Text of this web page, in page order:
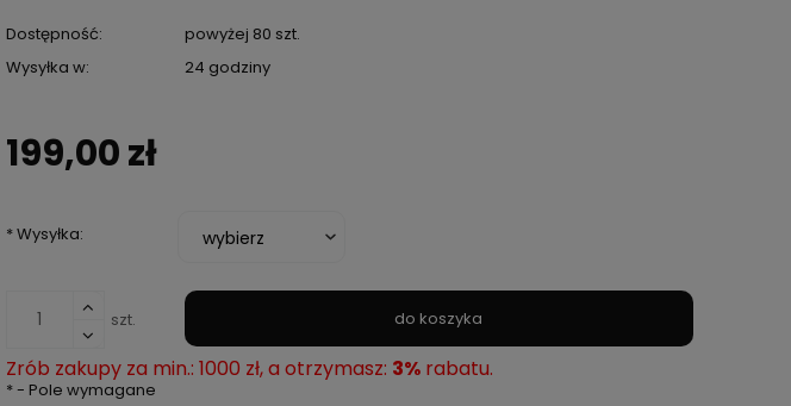
Dostępność:
powyżej 80 szt.
Wysyłka w:
24 godziny
199,00 zł
*Wysyłka:
szt. do koszyka
Zrób zakupy za min.: 1000 zł, a otrzymasz: 3%rabatu.
*- Pole wymagane